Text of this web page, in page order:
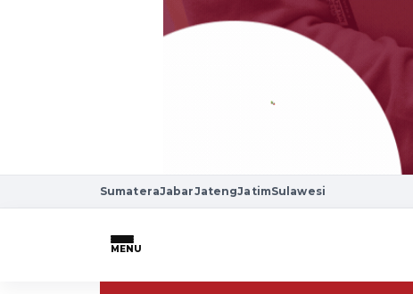
SumateraJabarJatengJatimSulawesi
MENU